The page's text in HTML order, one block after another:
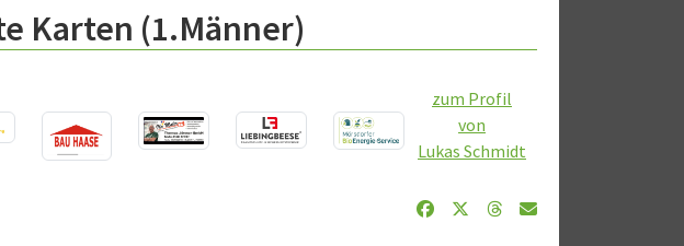
Karten (1.Männer)
zum Profil
von
Lukas Schmidt